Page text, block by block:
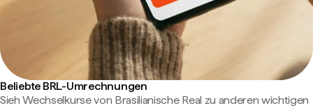
Beliebte BRL-Umrechnungen
Sieh Wechselkurse von Brasilianische Real zu anderen wichtigen